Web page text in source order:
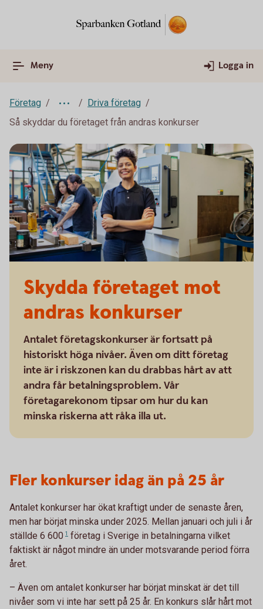
Meny Logga in
Företag
Driva företag
Så skyddar du företaget från andras konkurser
Skydda företaget mot
andras konkurser
Antalet företagskonkurser är fortsatt på
historiskt höga nivåer. Även om ditt företag
inte är i riskzonen kan du drabbas hårt av att
andra får betalningsproblem. Vår
företagarekonom tipsar om hur du kan
minska riskerna att råka illa ut.
Fler konkurser idag än på 25 år
Antalet konkurser har ökat kraftigt under de senaste åren,
men har börjat minska under 2025. Mellan januari och juli i år
ställde 6 600 1 företag i Sverige in betalningarna vilket
faktiskt är något mindre än under motsvarande period förra
året.
– Även om antalet konkurser har börjat minskat är det till
nivåer som vi inte har sett på 25 år. En konkurs slår hårt mot